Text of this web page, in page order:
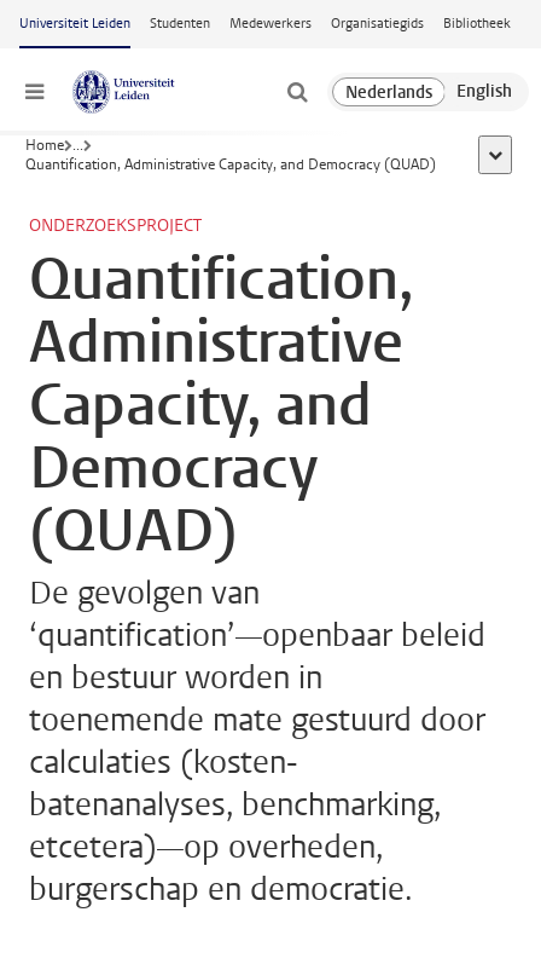
Ga naar hoofdinhoud
Universiteit Leiden Studenten Medewerkers Organisatiegids Bibliotheek
Menu
Home ...
Quantification, Administrative Capacity, and Democracy (QUAD)
toon
ONDERZOEKSPROJECT
Quantification,
Administrative
Capacity, and
Democracy
(QUAD)
De gevolgen van
‘quantification’—openbaar beleid
en bestuur worden in
toenemende mate gestuurd door
calculaties (kosten-
batenanalyses, benchmarking,
etcetera)—op overheden,
burgerschap en democratie.